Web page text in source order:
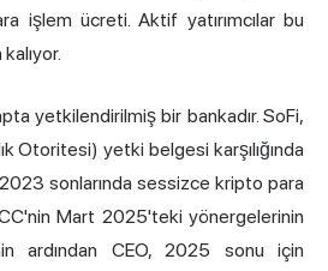
işlem ücreti. Aktif yatırımcılar bu
yetkilendirilmiş bir bankadır. SoFi,
Otoritesi) yetki belgesi karşılığında
sonlarında sessizce kripto para
Mart 2025'teki yönergelerinin
ardından CEO, 2025 sonu için